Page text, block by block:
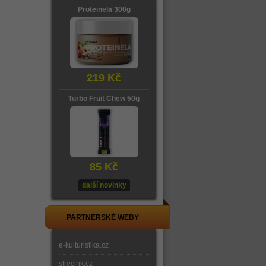
Proteinela 300g
219 Kč
Turbo Fruit Chew 50g
85 Kč
další novinky
PARTNERSKÉ WEBY
e-kulturistika.cz
strecink.cz